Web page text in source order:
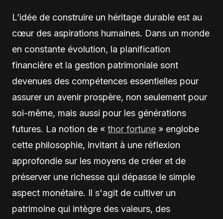
L’idée de construire un héritage durable est au
cœur des aspirations humaines. Dans un monde
en constante évolution, la planification
financière et la gestion patrimoniale sont
devenues des compétences essentielles pour
assurer un avenir prospère, non seulement pour
soi-même, mais aussi pour les générations
futures. La notion de « thor fortune » englobe
cette philosophie, invitant à une réflexion
approfondie sur les moyens de créer et de
préserver une richesse qui dépasse le simple
aspect monétaire. Il s'agit de cultiver un
patrimoine qui intègre des valeurs, des